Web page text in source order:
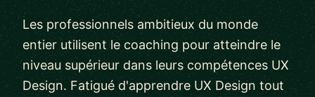
Les professionnels ambitieux du monde
entier utilisent le coaching pour atteindre le
niveau supérieur dans leurs compétences UX
Design. Fatigué d'apprendre UX Design tout